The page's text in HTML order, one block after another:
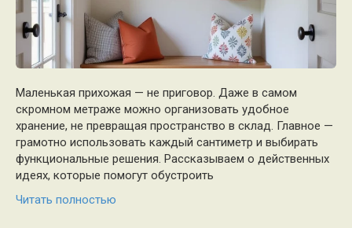
Маленькая прихожая — не приговор. Даже в самом
скромном метраже можно организовать удобное
хранение, не превращая пространство в склад. Главное —
грамотно использовать каждый сантиметр и выбирать
функциональные решения. Рассказываем о действенных
идеях, которые помогут обустроить
Читать полностью